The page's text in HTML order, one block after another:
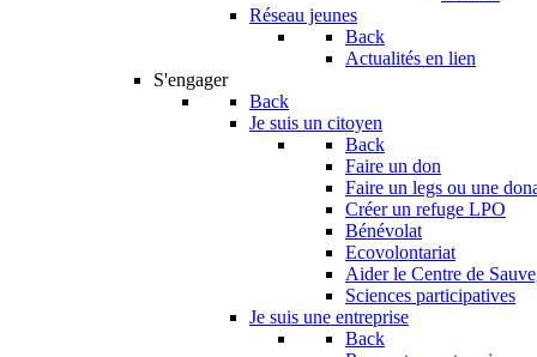
Réseau jeunes
Back
Actualités en lien
S'engager
Back
Je suis un citoyen
Back
Faire un don
Faire un legs ou une
Créer un refuge LPO
Bénévolat
Ecovolontariat
Aider le Centre de
Sciences participatives
Je suis une entreprise
Back